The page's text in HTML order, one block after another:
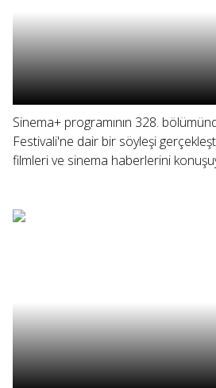
Sinema+ programının 328.
Festivali'ne dair bir söyleşi
filmleri ve sinema haberlerini